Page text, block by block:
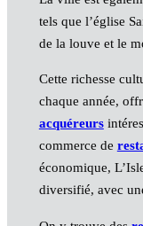
tels que l’église
de la louve et le
Cette richesse
chaque année,
acquéreurs
commerce de
économique,
diversifié, avec